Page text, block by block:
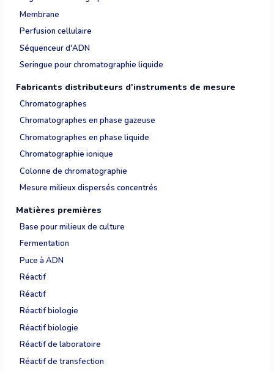
Membrane
Perfusion cellulaire
Séquenceur d'ADN
Seringue pour chromatographie liquide
Fabricants distributeurs d'instruments de mesure
Chromatographes
Chromatographes en phase gazeuse
Chromatographes en phase liquide
Chromatographie ionique
Colonne de chromatographie
Mesure milieux dispersés concentrés
Matières premières
Base pour milieux de culture
Fermentation
Puce à ADN
Réactif
Réactif
Réactif biologie
Réactif biologie
Réactif de laboratoire
Réactif de transfection